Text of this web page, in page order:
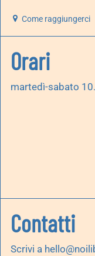
Come raggiungerci
Orari
martedì-sabato
Contatti
Scrivi a